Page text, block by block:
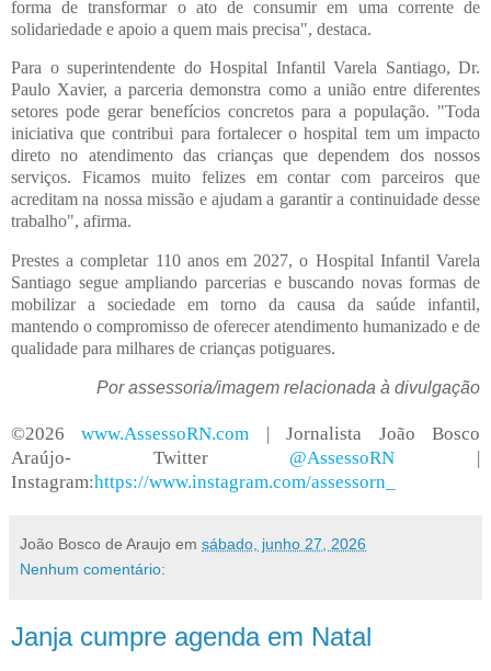
forma de transformar o ato de consumir em uma corrente de
solidariedade e apoio a quem mais precisa", destaca.
Para o superintendente do Hospital Infantil Varela Santiago, Dr.
Paulo Xavier, a parceria demonstra como a união entre diferentes
setores pode gerar benefícios concretos para a população. "Toda
iniciativa que contribui para fortalecer o hospital tem um impacto
direto no atendimento das crianças que dependem dos nossos
serviços. Ficamos muito felizes em contar com parceiros que
acreditam na nossa missão e ajudam a garantir a continuidade desse
trabalho", afirma.
Prestes a completar 110 anos em 2027, o Hospital Infantil Varela
Santiago segue ampliando parcerias e buscando novas formas de
mobilizar a sociedade em torno da causa da saúde infantil,
mantendo o compromisso de oferecer atendimento humanizado e de
qualidade para milhares de crianças potiguares.
Por assessoria/imagem relacionada à divulgação
©2026www.AssessoRN.com | Jornalista João Bosco
Araújo- Twitter @AssessoRN |
Instagram:https://www.instagram.com/assessorn_
João Bosco de Araujo em sábado, junho 27, 2026
Nenhum comentário:
Janja cumpre agenda em Natal